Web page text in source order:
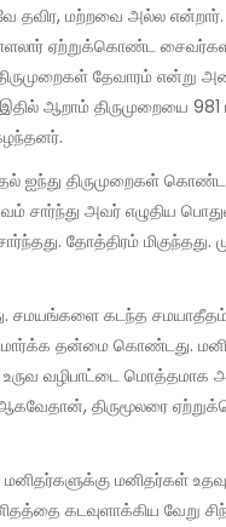
தவிர, மற்றவை அல்ல
ஏற்றுக்கொண்ட
தேவாரம் என்று
ஆறாம் திருமுறையை
சார்ந்து அவர் எழுதிய
தோத்திரம் மிகுந்தது.
தன்மை கொண்டது.
வழிபாட்டை மொத்தமாக
ஆகவேதான், திருமூலரை
கடவுளாக்கிய வேறு